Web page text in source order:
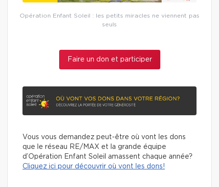
Opération Enfant Soleil : les petits miracles ne viennent pas
seuls
Faire un don et participer
Vous vous demandez peut-être où vont les dons
que le réseau RE/MAX et la grande équipe
d’Opération Enfant Soleil amassent chaque année?
Cliquez ici pour découvrir où vont les dons!